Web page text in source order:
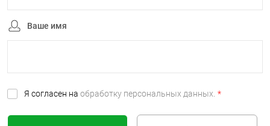
Ваше имя
Я согласен на обработку персональных данных. *